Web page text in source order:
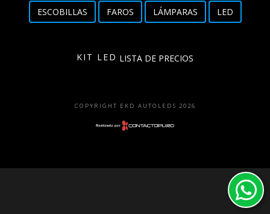
Escobillas
ESCOBILLAS FAROS LÁMPARAS LED
KIT LED LISTA DE PRECIOS
COPYRIGHT EKD AUTOLEDS 2026